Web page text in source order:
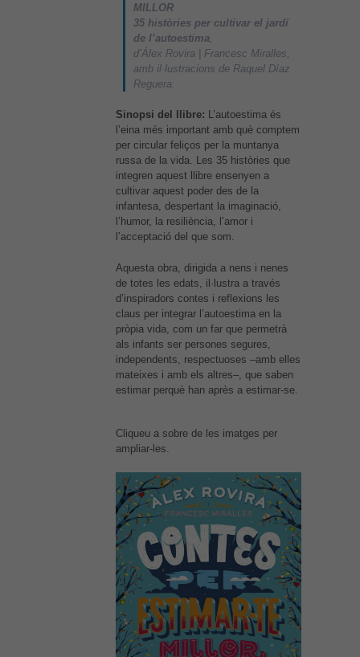
MILLOR
35 històries per cultivar el jardí
de l’autoestima,
d’Álex Rovira | Francesc Miralles,
amb il·lustracions de Raquel Díaz
Reguera.
Sinopsi del llibre: L’autoestima és
l’eina més important amb què comptem
per circular feliços per la muntanya
russa de la vida. Les 35 històries que
integren aquest llibre ensenyen a
cultivar aquest poder des de la
infantesa, despertant la imaginació,
l’humor, la resiliència, l’amor i
l’acceptació del que som.
Aquesta obra, dirigida a nens i nenes
de totes les edats, il·lustra a través
d’inspiradors contes i reflexions les
claus per integrar l’autoestima en la
pròpia vida, com un far que permetrà
als infants ser persones segures,
independents, respectuoses –amb elles
mateixes i amb els altres–, que saben
estimar perquè han après a estimar-se.
Cliqueu a sobre de les imatges per
ampliar-les.